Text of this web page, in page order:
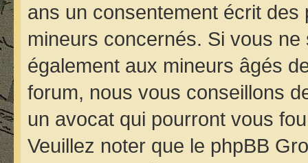
ans un consentement écrit
mineurs concernés. Si vous ne
également aux mineurs âgés
forum, nous vous conseillons
un avocat qui pourront vous
Veuillez noter que le phpBB